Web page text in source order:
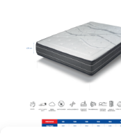
Nombre*
Correo
electrónico*
Guarda mi
en este
variantes.
Las
opciones
pueden
elegir